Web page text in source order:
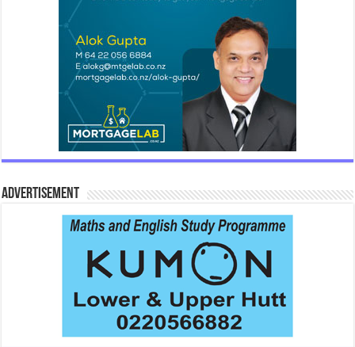
Advertisement